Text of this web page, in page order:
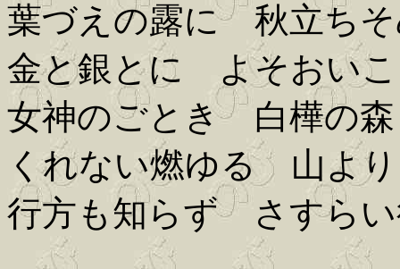
葉づえの露に 秋立ち
金と銀とに よそおい
女神のごとき 白樺の森
くれない燃ゆる 山よ
行方も知らず さすら